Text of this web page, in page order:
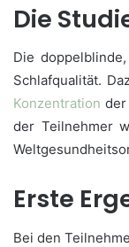
Die
Die
Schlafqualität.
Konzentration
der Teilnehmer
Erste
Bei den